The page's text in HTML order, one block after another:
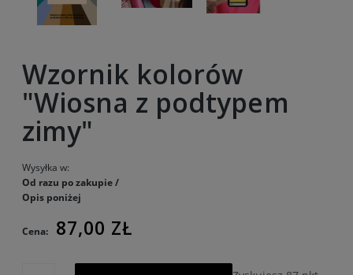
Wzornik kolorów
"Wiosna z podtypem
zimy"
Wysyłka w:
Od razu po zakupie /
Opis poniżej
Cena: 87,00 ZŁ